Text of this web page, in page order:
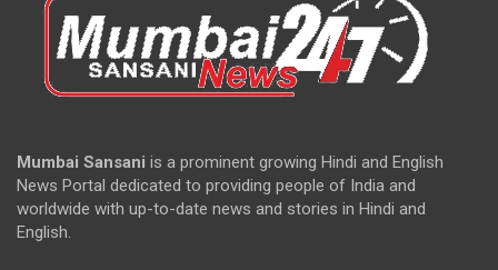
Mumbai Sansani is a prominent growing Hindi and English
News Portal dedicated to providing people of India and
worldwide with up-to-date news and stories in Hindi and
English.